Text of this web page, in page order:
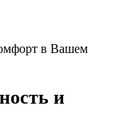
в Вашем
и